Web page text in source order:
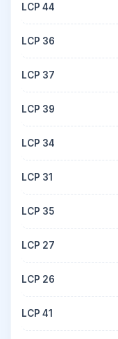
LCP 44
LCP 36
LCP 37
LCP 39
LCP 34
LCP 31
LCP 35
LCP 27
LCP 26
LCP 41